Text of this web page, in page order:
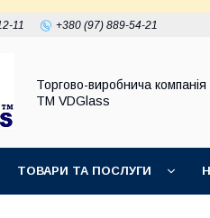
11 +380 (97) 889-54-21
Торгово-виробнича компанія
ТМ VDGlass
ТОВАРИ ТА ПОСЛУГИ